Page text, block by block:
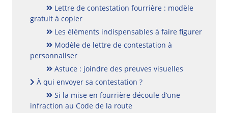
Lettre de contestation fourrière : modèle
gratuit à copier
Les éléments indispensables à faire figurer
Modèle de lettre de contestation à
personnaliser
Astuce : joindre des preuves visuelles
À qui envoyer sa contestation ?
Si la mise en fourrière découle d’une
infraction au Code de la route